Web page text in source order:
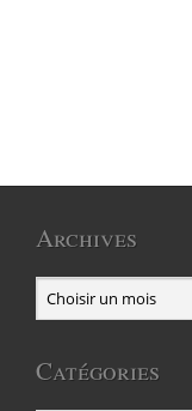
Archives
Catégories